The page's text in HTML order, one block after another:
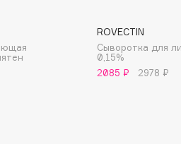
ROVECTIN
Сыворотка для
0,15%
2085 ₽
2978 ₽